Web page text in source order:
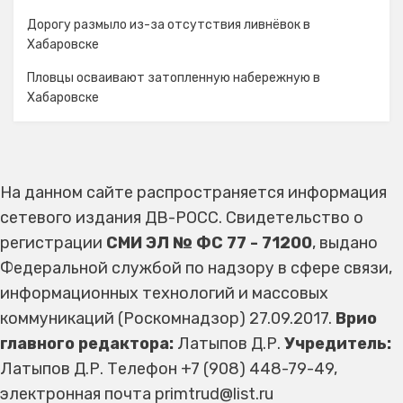
Дорогу размыло из-за отсутствия ливнёвок в
Хабаровске
Пловцы осваивают затопленную набережную в
Хабаровске
На данном сайте распространяется информация
сетевого издания ДВ-РОСС. Свидетельство о
регистрации СМИ ЭЛ № ФС 77 - 71200, выдано
Федеральной службой по надзору в сфере связи,
информационных технологий и массовых
коммуникаций (Роскомнадзор) 27.09.2017. Врио
главного редактора: Латыпов Д.Р. Учредитель:
Латыпов Д.Р. Телефон +7 (908) 448-79-49,
электронная почта primtrud@list.ru